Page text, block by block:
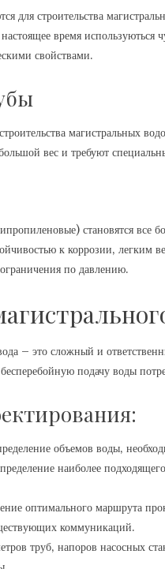
для строительства
время
свойствами.
магистральных
вес и требуют
становятся все
к коррозии‚ легким
по давлению.
– это сложный и
подачу воды
объемов воды‚
наиболее
оптимального маршрута
коммуникаций.
труб‚ напоров насосных